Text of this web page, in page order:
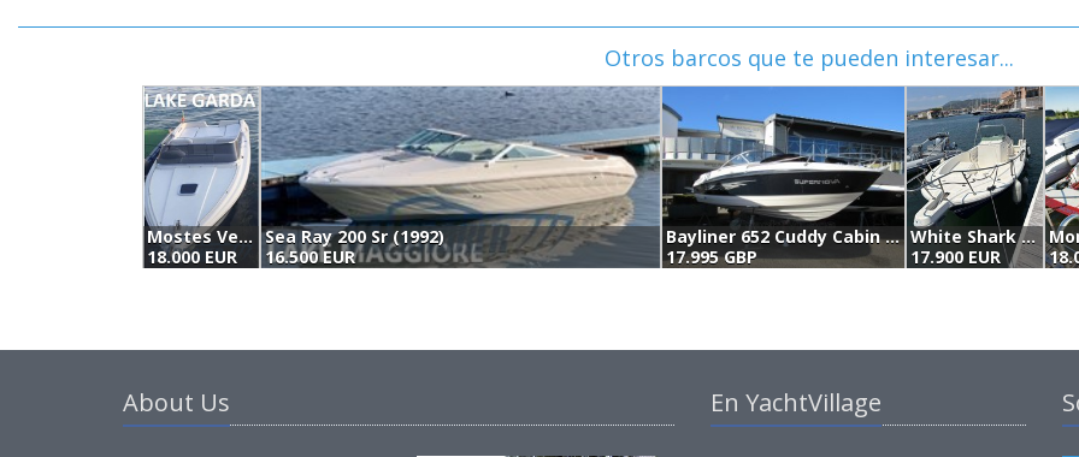
Otros barcos que te pueden interesar...
Mostes Venere 24 (1996)
18.000 EUR
Sea Ray 200 Sr (1992)
16.500 EUR
Bayliner 652 Cuddy Cabin (2009)
17.995 GBP
White Shark 225 (2003)
17.900 EUR
About Us En YachtVillage